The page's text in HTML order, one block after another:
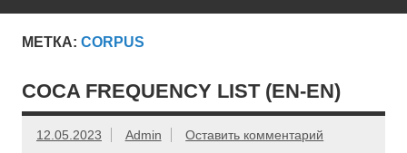
МЕТКА: CORPUS
COCA FREQUENCY LIST (EN-EN)
12.05.2023 Admin Оставить комментарий